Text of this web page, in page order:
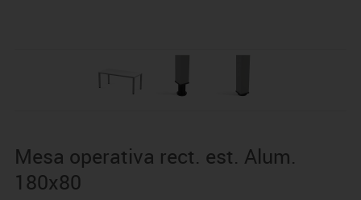
Mesa operativa rect. est. Alum.
180x80